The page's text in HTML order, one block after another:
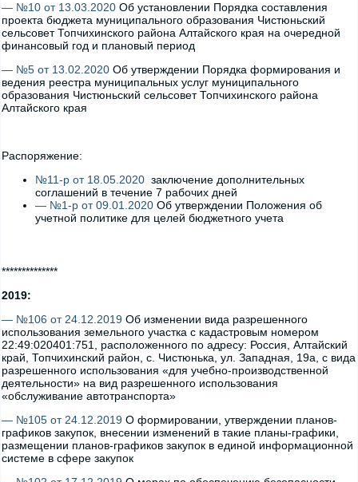
— №10 от 13.03.2020 Об установлении Порядка составления
проекта бюджета муниципального образования Чистюньский
сельсовет Топчихинского района Алтайского края на очередной
финансовый год и плановый период
— №5 от 13.02.2020 Об утверждении Порядка формирования и
ведения реестра муниципальных услуг муниципального
образования Чистюньский сельсовет Топчихинского района
Алтайского края
Распоряжение:
№11-р от 18.05.2020 заключение дополнительных
соглашений в течение 7 рабочих дней
— №1-р от 09.01.2020 Об утверждении Положения об
учетной политике для целей бюджетного учета
**************
2019:
— №106 от 24.12.2019 Об изменении вида разрешенного
использования земельного участка с кадастровым номером
22:49:020401:751, расположенного по адресу: Россия, Алтайский
край, Топчихинский район, с. Чистюнька, ул. Западная, 19а, с вида
разрешенного использования «для учебно-производственной
деятельности» на вид разрешенного использования
«обслуживание автотранспорта»
— №105 от 24.12.2019 О формировании, утверждении планов-
графиков закупок, внесении изменений в такие планы-графики,
размещении планов-графиков закупок в единой информационной
системе в сфере закупок